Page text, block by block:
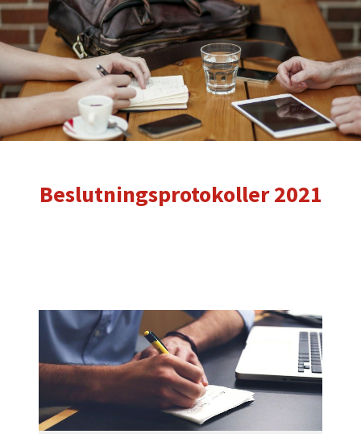
Beslutningsprotokoller 2021